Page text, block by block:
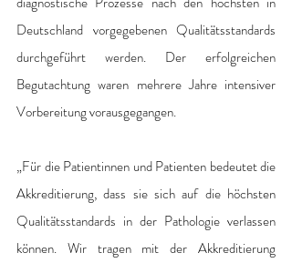
Deutschland vorgegebenen Qualitätsstandards
durchgeführt werden. Der erfolgreichen
Begutachtung waren mehrere Jahre intensiver
Vorbereitung vorausgegangen.
„Für die Patientinnen und Patienten bedeutet die
Akkreditierung, dass sie sich auf die höchsten
Qualitätsstandards in der Pathologie verlassen
können. Wir tragen mit der Akkreditierung